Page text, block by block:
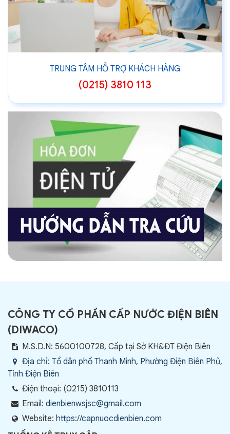
TRUNG TÂM HỖ TRỢ KHÁCH HÀNG
(0215) 3810 113
CÔNG TY CỔ PHẦN CẤP NƯỚC ĐIỆN BIÊN
(DIWACO)
M.S.D.N: 5600100728, Cấp tại Sở KH&ĐT Điện Biên
Địa chỉ: Tổ dân phố Thanh Minh, Phường Điện Biên Phủ,
Tỉnh Điện Biên
Điện thoại: (0215) 3810113
Email: dienbienwsjsc@gmail.com
Website: https://capnuocdienbien.com